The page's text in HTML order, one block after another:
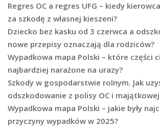
Regres OC a regres UFG – kiedy
za szkodę z własnej kieszeni?
Dziecko bez kasku od 3 czerwca a
nowe przepisy oznaczają dla rodziców?
Wypadkowa mapa Polski – które części
najbardziej narażone na urazy?
Szkody w gospodarstwie rolnym. Jak
odszkodowanie z polisy OC i
Wypadkowa mapa Polski – jakie były
przyczyny wypadków w 2025?